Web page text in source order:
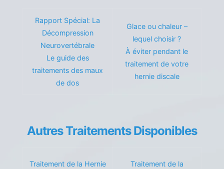
Rapport Spécial: La
Décompression
Neurovertébrale
Le guide des
traitements des maux
de dos
Glace ou chaleur –
lequel choisir ?
À éviter pendant le
traitement de votre
hernie discale
Autres Traitements Disponibles
Traitement de la Hernie
Traitement de la